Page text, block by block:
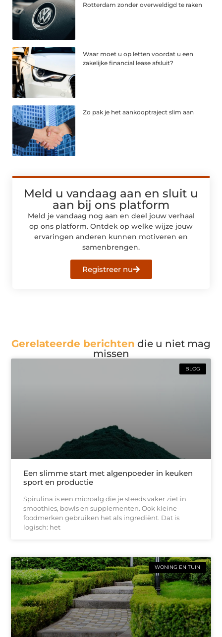
Rotterdam zonder overweldigd te raken
Waar moet u op letten voordat u een
zakelijke financial lease afsluit?
Zo pak je het aankooptraject slim aan
Meld u vandaag aan en sluit u
aan bij ons platform
Meld je vandaag nog aan en deel jouw verhaal
op ons platform. Ontdek op welke wijze jouw
ervaringen anderen kunnen motiveren en
samenbrengen.
Registreer nu
Gerelateerde berichten die u niet mag
missen
BLOG
Een slimme start met algenpoeder in keuken
sport en productie
Spirulina is een microalg die je steeds vaker ziet in
smoothies, bowls en supplementen. Ook kleine
foodmerken gebruiken het als ingrediënt. Dat is
logisch: het
WONING EN TUIN